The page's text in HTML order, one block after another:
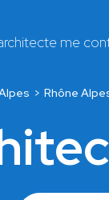
me
Rhône